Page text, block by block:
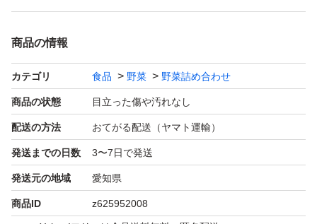
玉ねぎ
にんにく
小カブ
ナス
キュウリ
ズッキーニ
サツマイモ
キャベツ(1/2)
商品の情報
カテゴリ 食品 野菜 野菜詰め合わせ
商品の状態 目立った傷や汚れなし
配送の方法 おてがる配送（ヤマト運輸）
発送までの日数 3〜7日で発送
発送元の地域 愛知県
商品ID z625952008